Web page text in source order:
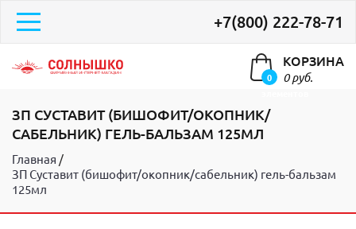
+7(800) 222-78-71
0
КОРЗИНА
0 руб.
ЗП СУСТАВИТ (БИШОФИТ/ОКОПНИК/
САБЕЛЬНИК) ГЕЛЬ-БАЛЬЗАМ 125МЛ
Главная
ЗП Суставит (бишофит/окопник/сабельник) гель-бальзам
125мл